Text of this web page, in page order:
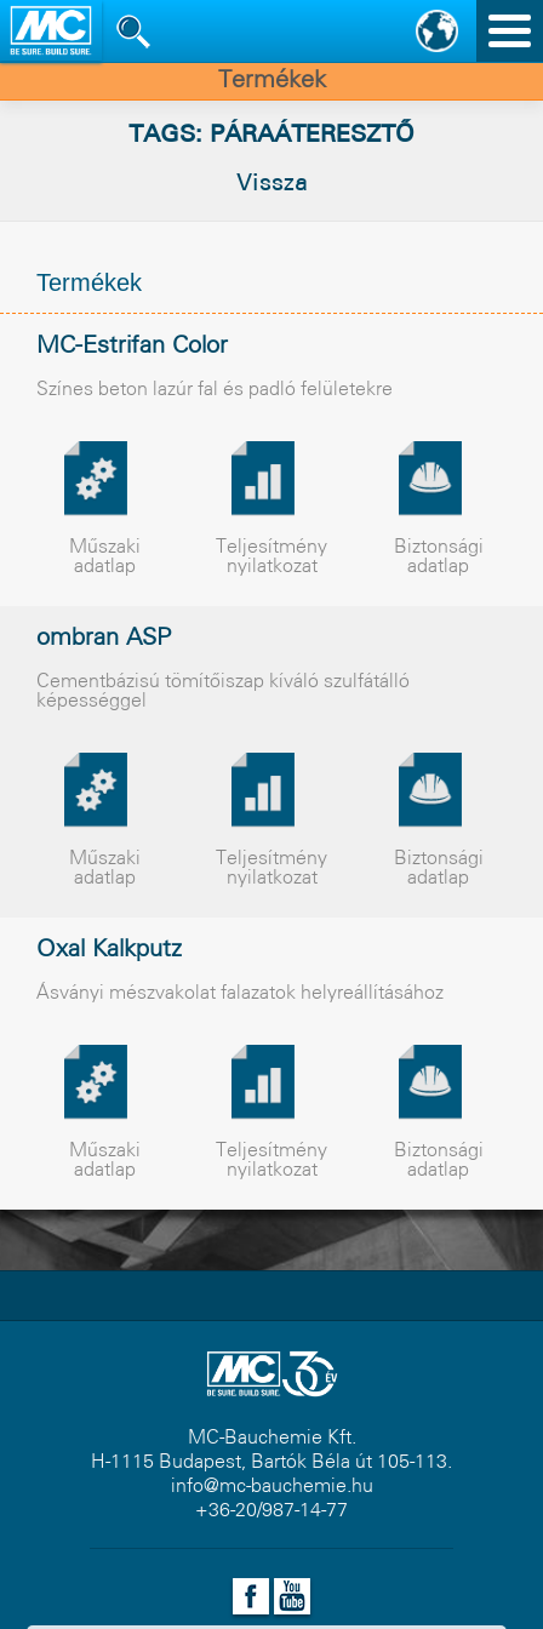
Termékek
TAGS: PÁRAÁTERESZTÕ
Vissza
Termékek
MC-Estrifan Color
Színes beton lazúr fal és padló felületekre
Műszaki
adatlap
Teljesítmény
nyilatkozat
Biztonsági
adatlap
ombran ASP
Cementbázisú tömítõiszap kíváló szulfátálló
képességgel
Műszaki
adatlap
Teljesítmény
nyilatkozat
Biztonsági
adatlap
Oxal Kalkputz
Ásványi mészvakolat falazatok helyreállításához
Műszaki
adatlap
Teljesítmény
nyilatkozat
Biztonsági
adatlap
MC-Bauchemie Kft.
H-1115 Budapest, Bartók Béla út 105-113.
info@mc-bauchemie.hu
+36-20/987-14-77